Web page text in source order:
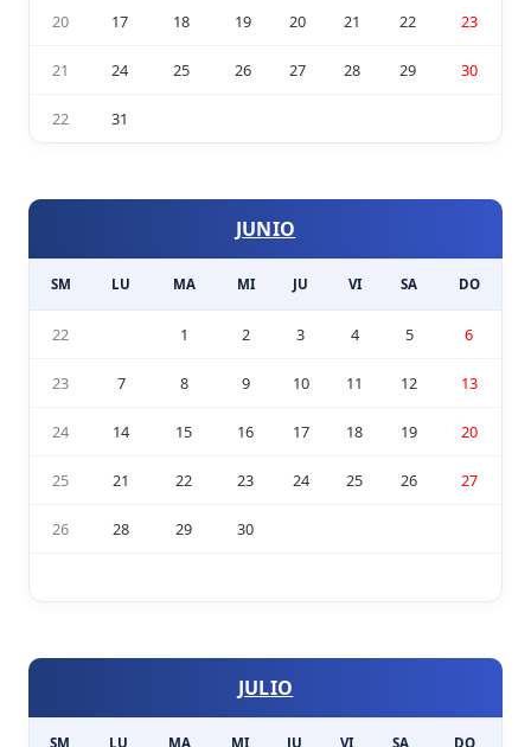
20 17 18 19 20 21 22 23
21 24 25 26 27 28 29 30
22 31
JUNIO
SM LU MA MI JU VI SA DO
22 1 2 3 4 5 6
23 7 8 9 10 11 12 13
24 14 15 16 17 18 19 20
25 21 22 23 24 25 26 27
26 28 29 30
JULIO
SM LU MA MI JU VI SA DO